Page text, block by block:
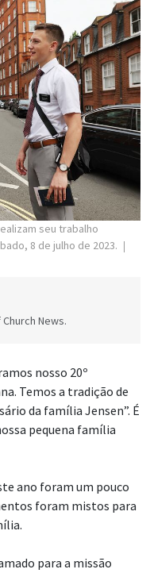
seu trabalho
8 de julho de 2023.
News.
nosso 20º
Temos a tradição de
da família Jensen”. É
pequena família
ano foram um pouco
foram mistos para
para a missão